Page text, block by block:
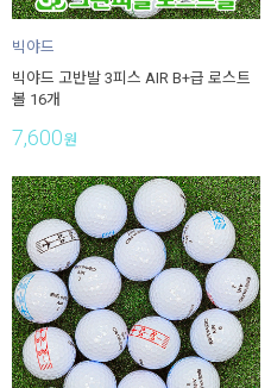
빅야드
빅야드 고반발 3피스 AIR B+급 로스트
볼 16개
7,600원